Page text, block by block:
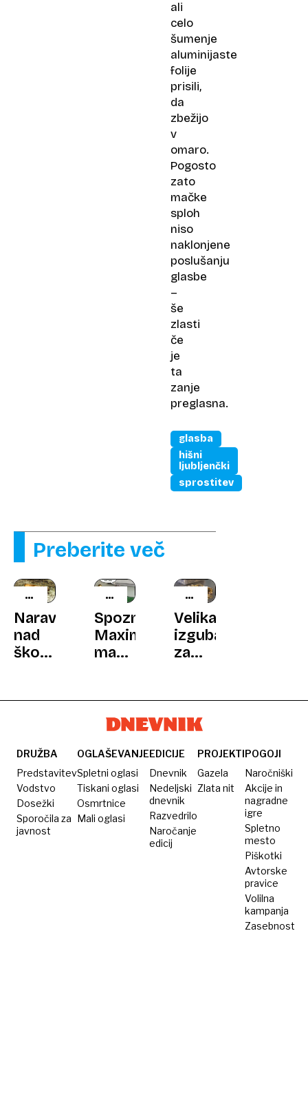
ali
celo
šumenje
aluminijaste
folije
prisili,
da
zbežijo
v
omaro.
Pogosto
zato
mačke
sploh
niso
naklonjene
poslušanju
glasbe
–
še
zlasti
če
je
ta
zanje
preglasna.
glasba
hišni
ljubljenčki
sprostitev
Preberite več
KMETIJSKI
Naravno
nad
škodljivce:
ko
jablane
in
slive?
NAPOVEDOVANJE
REZULTATOV
Spoznajte
Maximusa:
maček
aidsom
je
novi
nogometni
prerok
ZAŽELENO
ZLATO
Velika
izguba
za
bogati
uničujejo
starinske
ure?
DRUŽBA
Predstavitev
Vodstvo
Dosežki
Sporočila za
javnost
OGLAŠEVANJE
Spletni oglasi
Tiskani oglasi
Osmrtnice
Mali oglasi
EDICIJE
Dnevnik
Nedeljski
dnevnik
Razvedrilo
Naročanje
edicij
PROJEKTI
Gazela
Zlata nit
POGOJI
Naročniški
Akcije in
nagradne
igre
Spletno
mesto
Piškotki
Avtorske
pravice
Volilna
kampanja
Zasebnost